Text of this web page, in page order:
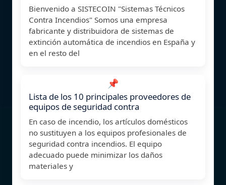
Bienvenido a SISTECOIN "Sistemas Técnicos
Contra Incendios" Somos una empresa
fabricante y distribuidora de sistemas de
extinción automática de incendios en España y
en el resto del
📌
Lista de los 10 principales proveedores de
equipos de seguridad contra
En caso de incendio, los artículos domésticos
no sustituyen a los equipos profesionales de
seguridad contra incendios. El equipo
adecuado puede minimizar los daños
materiales y